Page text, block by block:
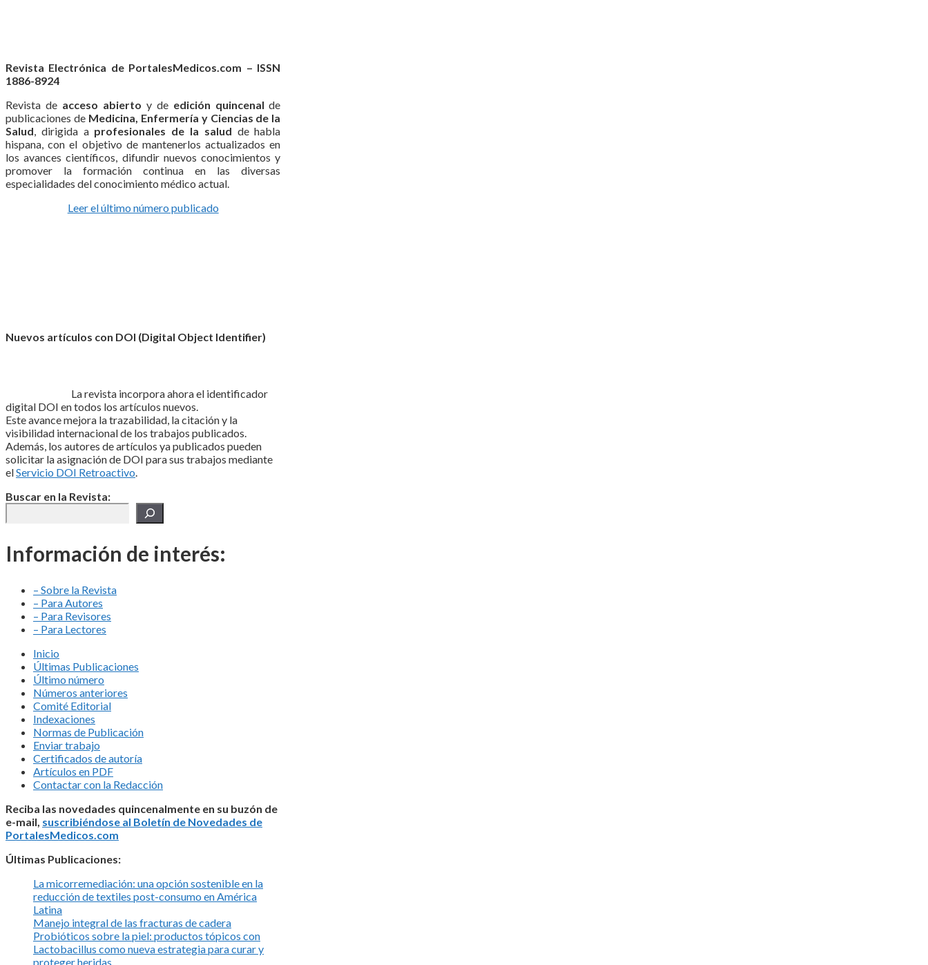
Revista Electrónica de PortalesMedicos.com – ISSN
1886-8924
Revista de acceso abierto y de edición quincenal de
publicaciones de Medicina, Enfermería y Ciencias de la
Salud, dirigida a profesionales de la salud de habla
hispana, con el objetivo de mantenerlos actualizados en
los avances científicos, difundir nuevos conocimientos y
promover la formación continua en las diversas
especialidades del conocimiento médico actual.
Leer el último número publicado
Nuevos artículos con DOI (Digital Object Identifier)
La revista incorpora ahora el identificador
digital DOI en todos los artículos nuevos.
Este avance mejora la trazabilidad, la citación y la
visibilidad internacional de los trabajos publicados.
Además, los autores de artículos ya publicados pueden
solicitar la asignación de DOI para sus trabajos mediante
elServicio DOI Retroactivo.
Buscar en la Revista:
Información de interés:
– Sobre la Revista
– Para Autores
– Para Revisores
– Para Lectores
Inicio
Últimas Publicaciones
Último número
Números anteriores
Comité Editorial
Indexaciones
Normas de Publicación
Enviar trabajo
Certificados de autoría
Artículos en PDF
Contactar con la Redacción
Reciba las novedades quincenalmente en su buzón de
e-mail, suscribiéndose al Boletín de Novedades de
PortalesMedicos.com
Últimas Publicaciones:
La micorremediación: una opción sostenible en la
reducción de textiles post-consumo en América
Latina
Manejo integral de las fracturas de cadera
Probióticos sobre la piel: productos tópicos con
Lactobacillus como nueva estrategia para curar y
proteger heridas